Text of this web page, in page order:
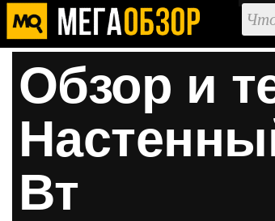
Обзор и
Вт